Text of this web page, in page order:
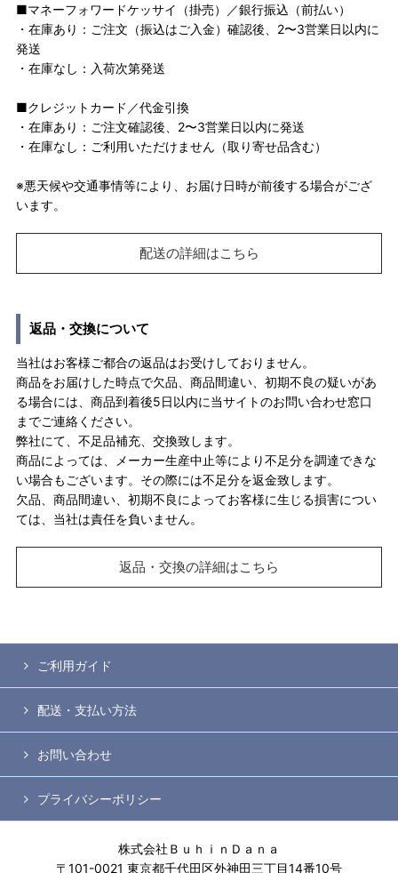
■マネーフォワードケッサイ（掛売）／銀行振込（前払い）
・在庫あり：ご注文（振込はご入金）確認後、2〜3営業日以内に
発送
・在庫なし：入荷次第発送
■クレジットカード／代金引換
・在庫あり：ご注文確認後、2〜3営業日以内に発送
・在庫なし：ご利用いただけません（取り寄せ品含む）
※悪天候や交通事情等により、お届け日時が前後する場合がござ
います。
配送の詳細はこちら
返品・交換について
当社はお客様ご都合の返品はお受けしておりません。
商品をお届けした時点で欠品、商品間違い、初期不良の疑いがあ
る場合には、商品到着後5日以内に当サイトのお問い合わせ窓口
までご連絡ください。
弊社にて、不足品補充、交換致します。
商品によっては、メーカー生産中止等により不足分を調達できな
い場合もございます。その際には不足分を返金致します。
欠品、商品間違い、初期不良によってお客様に生じる損害につい
ては、当社は責任を負いません。
返品・交換の詳細はこちら
ご利用ガイド
配送・支払い方法
お問い合わせ
プライバシーポリシー
株式会社ＢｕｈｉｎＤａｎａ
〒101-0021 東京都千代田区外神田三丁目14番10号